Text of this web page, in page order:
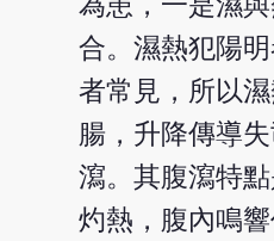
合。濕熱犯陽
者常見，所以
腸，升降傳導
瀉。其腹瀉特
灼熱，腹內鳴